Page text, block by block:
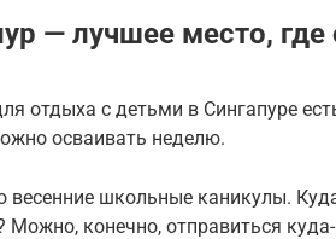
— лучшее место, где
отдыха с детьми в Сингапуре
осваивать неделю.
весенние школьные каникулы.
Можно, конечно, отправиться